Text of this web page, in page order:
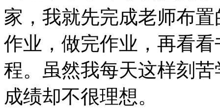
家，我就先完成老师布
作业，做完作业，再看
程。虽然我每天这样刻
成绩却不很理想。